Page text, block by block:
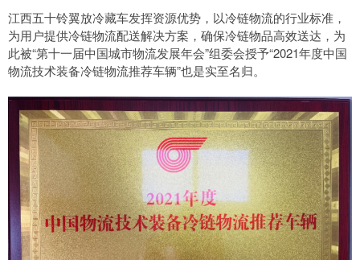
江西五十铃翼放冷藏车发挥资源优势，以冷链物流的行业标准，
为用户提供冷链物流配送解决方案，确保冷链物品高效送达，为
此被“第十一届中国城市物流发展年会”组委会授予“2021年度中国
物流技术装备冷链物流推荐车辆”也是实至名归。